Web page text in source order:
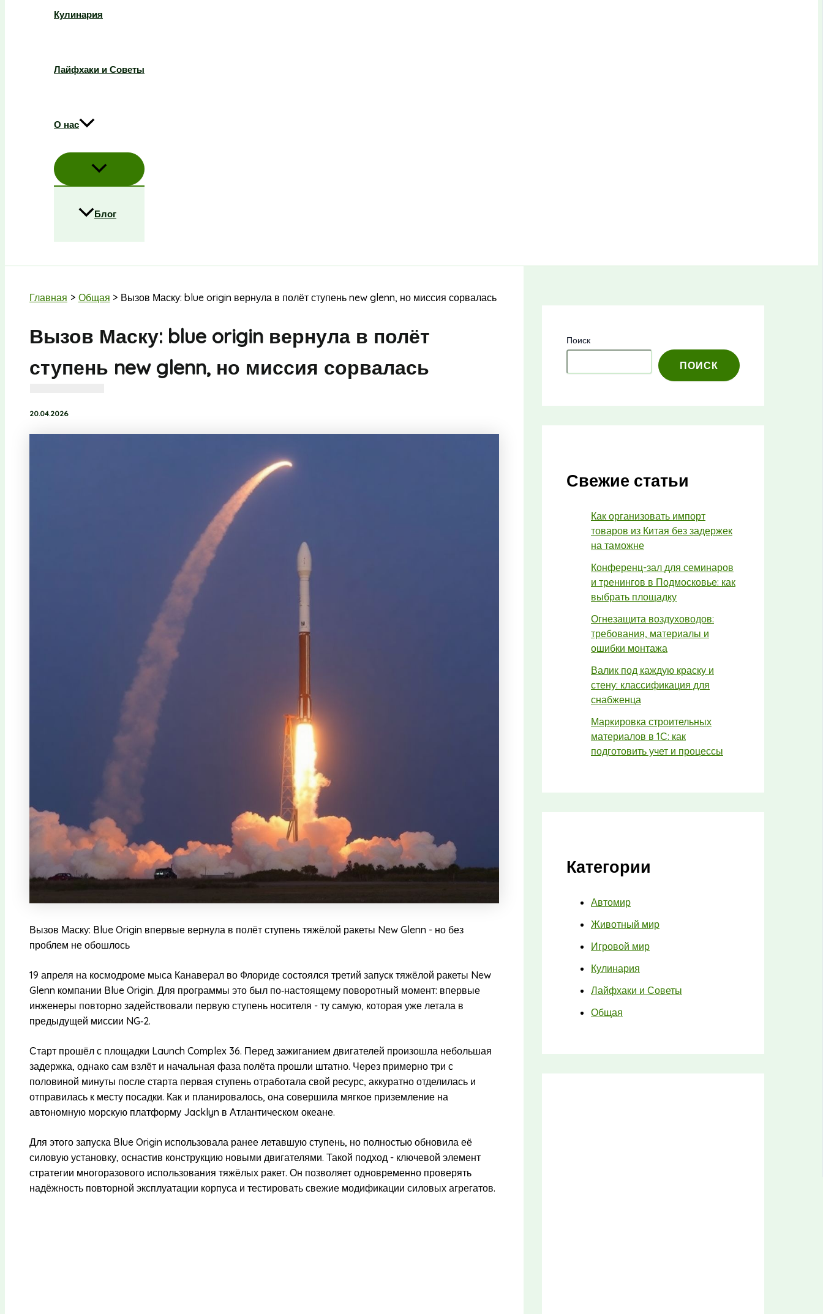
Кулинария
Лайфхаки и Советы
О нас
Блог
Главная Общая Вызов Маску: blue origin вернула в полёт ступень new glenn, но миссия сорвалась
Вызов Маску: blue origin вернула в полёт
ступень new glenn, но миссия сорвалась
20.04.2026
Вызов Маску: Blue Origin впервые вернула в полёт ступень тяжёлой ракеты New Glenn - но без
проблем не обошлось
19 апреля на космодроме мыса Канаверал во Флориде состоялся третий запуск тяжёлой ракеты New
Glenn компании Blue Origin. Для программы это был по‑настоящему поворотный момент: впервые
инженеры повторно задействовали первую ступень носителя - ту самую, которая уже летала в
предыдущей миссии NG‑2.
Старт прошёл с площадки Launch Complex 36. Перед зажиганием двигателей произошла небольшая
задержка, однако сам взлёт и начальная фаза полёта прошли штатно. Через примерно три с
половиной минуты после старта первая ступень отработала свой ресурс, аккуратно отделилась и
отправилась к месту посадки. Как и планировалось, она совершила мягкое приземление на
автономную морскую платформу Jacklyn в Атлантическом океане.
Для этого запуска Blue Origin использовала ранее летавшую ступень, но полностью обновила её
силовую установку, оснастив конструкцию новыми двигателями. Такой подход - ключевой элемент
стратегии многоразового использования тяжёлых ракет. Он позволяет одновременно проверять
надёжность повторной эксплуатации корпуса и тестировать свежие модификации силовых агрегатов.
Поиск
ПОИСК
Свежие статьи
Как организовать импорт
товаров из Китая без задержек
на таможне
Конференц-зал для семинаров
и тренингов в Подмосковье: как
выбрать площадку
Огнезащита воздуховодов:
требования, материалы и
ошибки монтажа
Валик под каждую краску и
стену: классификация для
снабженца
Маркировка строительных
материалов в 1С: как
подготовить учет и процессы
Категории
Автомир
Животный мир
Игровой мир
Кулинария
Лайфхаки и Советы
Общая